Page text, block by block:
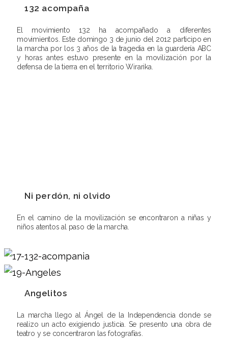
132 acompaña
El movimiento 132 ha acompañado a diferentes
movimientos. Este domingo 3 de junio del 2012 participo en
la marcha por los 3 años de la tragedia en la guardería ABC
y horas antes estuvo presente en la movilización por la
defensa de la tierra en el territorio Wirarika.
Ni perdón, ni olvido
En el camino de la movilización se encontraron a niñas y
niños atentos al paso de la marcha.
Angelitos
La marcha llego al Ángel de la Independencia donde se
realizo un acto exigiendo justicia. Se presento una obra de
teatro y se concentraron las fotografías.